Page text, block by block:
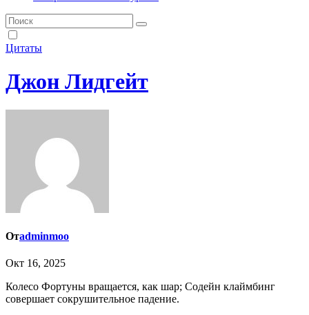
Цитаты
Джон Лидгейт
Отadminmoo
Окт 16, 2025
Колесо Фортуны вращается, как шар; Содейн клаймбинг
совершает сокрушительное падение.